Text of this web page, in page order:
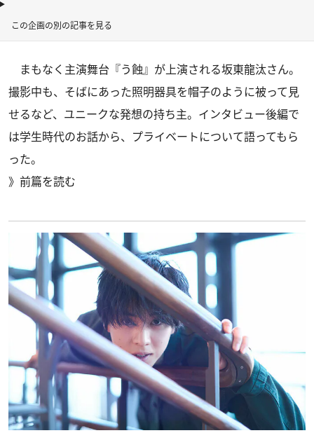
この企画の別の記事を見る
まもなく主演舞台『う蝕』が上演される坂東龍汰さん。
撮影中も、そばにあった照明器具を帽子のように被って見
せるなど、ユニークな発想の持ち主。インタビュー後編で
は学生時代のお話から、プライベートについて語ってもら
った。
》 前篇を読む